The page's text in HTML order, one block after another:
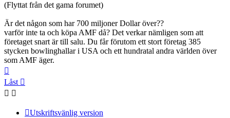
(Flyttat från det gama forumet)
Är det någon som har 700 miljoner Dollar över??
varför inte ta och köpa AMF då? Det verkar nämligen som att
företaget snart är till salu. Du får förutom ett stort företag 385
stycken bowlinghallar i USA och ett hundratal andra världen över
som AMF äger.
Låst
Utskriftsvänlig version